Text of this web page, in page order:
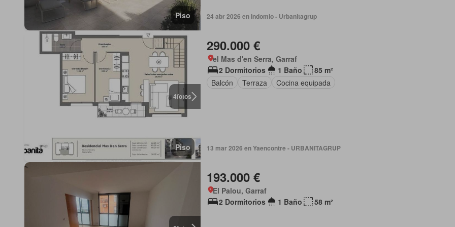
Piso 24 abr 2026 en Indomio - Urbanitagrup
4fotos
Piso
290.000 €
el Mas d'en Serra, Garraf
2 Dormitorios
1 Baño
85 m²
Balcón
Terraza Cocina equipada
13 mar 2026 en Yaencontre - URBANITAGRUP
193.000 €
El Palou, Garraf
2 Dormitorios
1 Baño 58 m²